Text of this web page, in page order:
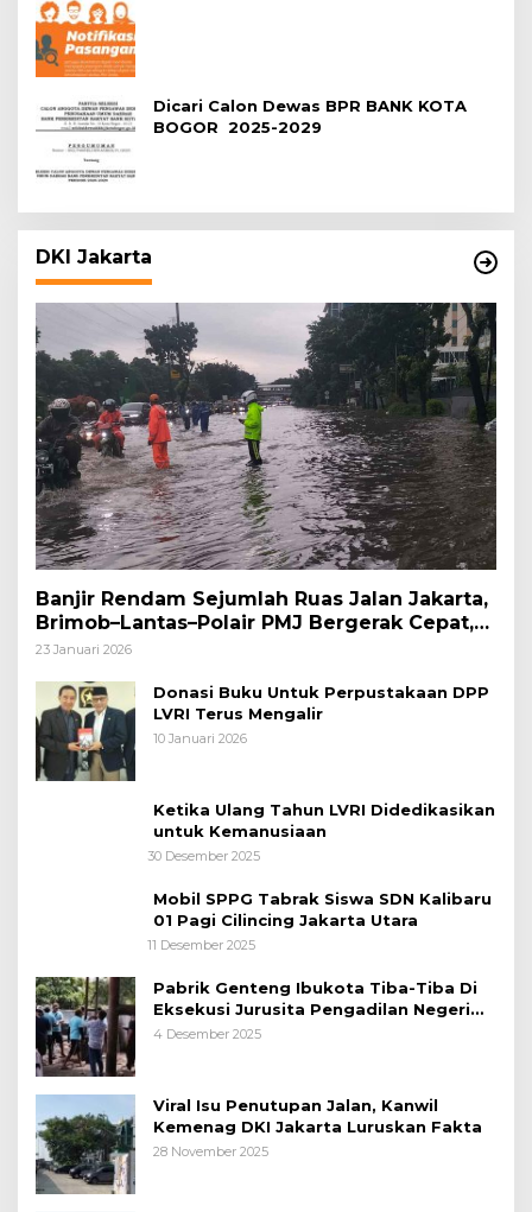
Dicari Calon Dewas BPR BANK KOTA
BOGOR 2025-2029
DKI Jakarta
Banjir Rendam Sejumlah Ruas Jalan Jakarta,
Brimob–Lantas–Polair PMJ Bergerak Cepat,
Polri Siagakan 128.247 Personel Secara
23 Januari 2026
Donasi Buku Untuk Perpustakaan DPP
LVRI Terus Mengalir
10 Januari 2026
Ketika Ulang Tahun LVRI Didedikasikan
untuk Kemanusiaan
30 Desember 2025
Mobil SPPG Tabrak Siswa SDN Kalibaru
01 Pagi Cilincing Jakarta Utara
11 Desember 2025
Pabrik Genteng Ibukota Tiba-Tiba Di
Eksekusi Jurusita Pengadilan Negeri
Tangerang, Diduga Cacat Hukum Sejak
4 Desember 2025
Viral Isu Penutupan Jalan, Kanwil
Kemenag DKI Jakarta Luruskan Fakta
28 November 2025